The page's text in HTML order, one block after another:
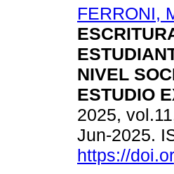
FERRONI,
NIVEL
ESTUDIO
2025,
Jun-2025.
https://